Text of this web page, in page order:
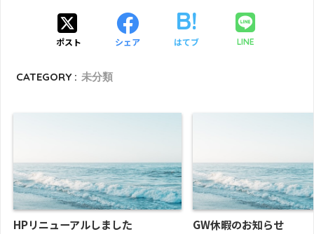
ポスト シェア はてブ LINE
CATEGORY : 未分類
HPリニューアルしました GW休暇のお知らせ